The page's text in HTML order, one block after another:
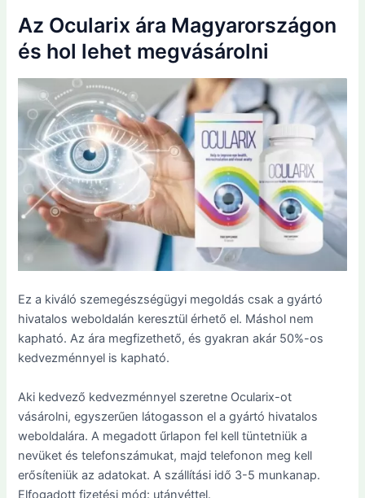
Az Ocularix ára Magyarországon
és hol lehet megvásárolni
Ez a kiváló szemegészségügyi megoldás csak a gyártó
hivatalos weboldalán keresztül érhető el. Máshol nem
kapható. Az ára megfizethető, és gyakran akár 50%-os
kedvezménnyel is kapható.
Aki kedvező kedvezménnyel szeretne Ocularix-ot
vásárolni, egyszerűen látogasson el a gyártó hivatalos
weboldalára. A megadott űrlapon fel kell tüntetniük a
nevüket és telefonszámukat, majd telefonon meg kell
erősíteniük az adatokat. A szállítási idő 3-5 munkanap.
Elfogadott fizetési mód: utánvéttel.